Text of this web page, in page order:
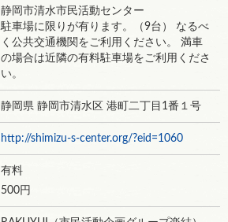
静岡市清水市民活動センター
駐車場に限りが有ります。（9台） なるべ
く公共交通機関をご利用ください。 満車
の場合は近隣の有料駐車場をご利用くださ
い。
静岡県 静岡市清水区 港町二丁目1番１号
http://shimizu-s-center.org/?eid=1060
有料
500円